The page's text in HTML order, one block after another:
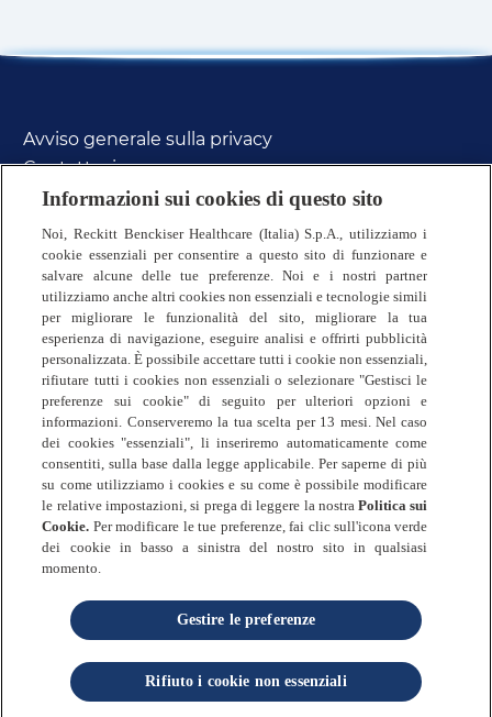
Avviso generale sulla privacy
Contattaci
FAQs
Politica sui Cookie
Termini & Condizioni
Sitemap
© 2025 Reckitt Benckiser Healthcare (Italia)
S.p.A • Tutti i diritti riservati
Reckitt Benckiser Healthcare (Italia) S.p.A
Via Spadolini, n. 7 – 20141 Milano
Partita IVA 01768930131
Codice Fiscale e Numero di iscrizione al
registro delle imprese di Milano Monza Brianza
Numero R.E.A. MI - 1758226
Capitale sociale Euro 3.620.000 i.v.
Socio unico Reckitt Benckiser Holdings (Italia)
S.r.l.
Informazioni sui cookies di questo sito
Noi, Reckitt Benckiser Healthcare (Italia) S.p.A., utilizziamo i
cookie essenziali per consentire a questo sito di funzionare e
salvare alcune delle tue preferenze. Noi e i nostri partner
utilizziamo anche altri cookies non essenziali e tecnologie simili
per migliorare le funzionalità del sito, migliorare la tua
esperienza di navigazione, eseguire analisi e offrirti pubblicità
personalizzata. È possibile accettare tutti i cookie non essenziali,
rifiutare tutti i cookies non essenziali o selezionare "Gestisci le
preferenze sui cookie" di seguito per ulteriori opzioni e
informazioni. Conserveremo la tua scelta per 13 mesi. Nel caso
dei cookies "essenziali", li inseriremo automaticamente come
consentiti, sulla base dalla legge applicabile. Per saperne di più
su come utilizziamo i cookies e su come è possibile modificare
le relative impostazioni, si prega di leggere la nostraPolitica sui
Cookie. Per modificare le tue preferenze, fai clic sull'icona verde
dei cookie in basso a sinistra del nostro sito in qualsiasi
momento.
Gestire le preferenze
Rifiuto i cookie non essenziali